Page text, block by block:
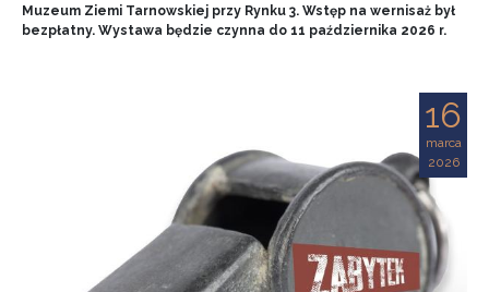
Muzeum Ziemi Tarnowskiej przy Rynku 3. Wstęp na wernisaż był
bezpłatny. Wystawa będzie czynna do 11 października 2026 r.
16
marca
2026